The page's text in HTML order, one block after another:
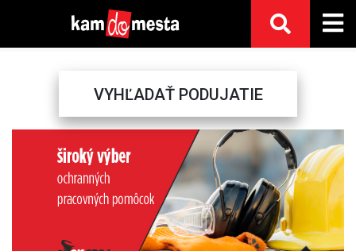
VYHĽADAŤ PODUJATIE
Next